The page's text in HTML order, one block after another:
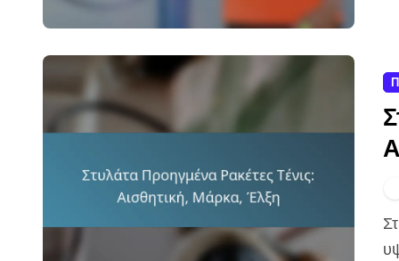
Στυλάτες προηγμένες ρακέτες τένις συνδυάζουν υλικά